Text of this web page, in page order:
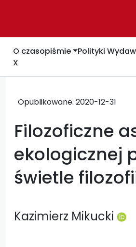
O czasopiśmie Polityki
X
Opublikowane: 2020-12-31
Filozoficzne
ekologicznej
świetle
Kazimierz Mikucki